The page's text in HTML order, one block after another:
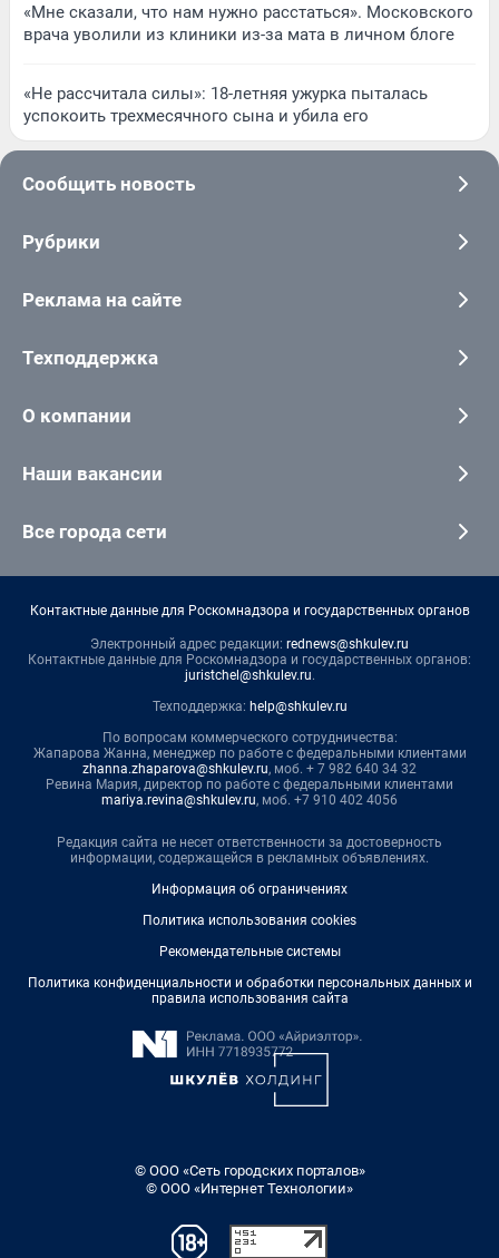
«Мне сказали, что нам нужно расстаться». Московского
врача уволили из клиники из-за мата в личном блоге
«Не рассчитала силы»: 18-летняя ужурка пыталась
успокоить трехмесячного сына и убила его
Сообщить новость
Рубрики
Реклама на сайте
Техподдержка
О компании
Наши вакансии
Все города сети
Контактные данные для Роскомнадзора и государственных органов
Электронный адрес редакции: rednews@shkulev.ru
Контактные данные для Роскомнадзора и государственных органов:
juristchel@shkulev.ru.
Техподдержка: help@shkulev.ru
По вопросам коммерческого сотрудничества:
Жапарова Жанна, менеджер по работе с федеральными клиентами
zhanna.zhaparova@shkulev.ru, моб. + 7 982 640 34 32
Ревина Мария, директор по работе с федеральными клиентами
mariya.revina@shkulev.ru, моб. +7 910 402 4056
Редакция сайта не несет ответственности за достоверность
информации, содержащейся в рекламных объявлениях.
Информация об ограничениях
Политика использования cookies
Рекомендательные системы
Политика конфиденциальности и обработки персональных данных и
правила использования сайта
© ООО «Сеть городских порталов»
© ООО «Интернет Технологии»